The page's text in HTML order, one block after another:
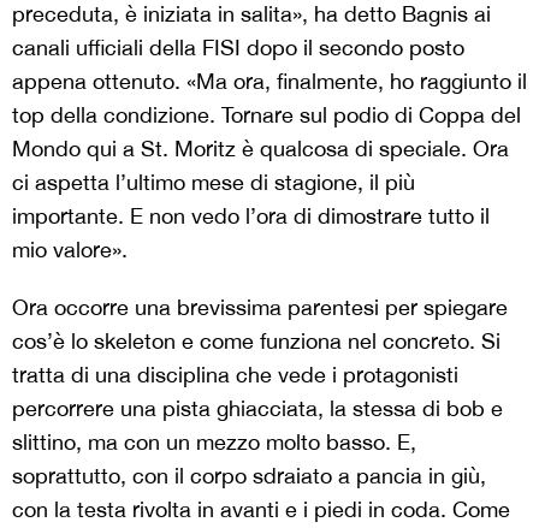
preceduta, è iniziata in salita», ha detto Bagnis ai
canali ufficiali della FISI dopo il secondo posto
appena ottenuto. «Ma ora, finalmente, ho raggiunto il
top della condizione. Tornare sul podio di Coppa del
Mondo qui a St. Moritz è qualcosa di speciale. Ora
ci aspetta l’ultimo mese di stagione, il più
importante. E non vedo l’ora di dimostrare tutto il
mio valore».
Ora occorre una brevissima parentesi per spiegare
cos’è lo skeleton e come funziona nel concreto. Si
tratta di una disciplina che vede i protagonisti
percorrere una pista ghiacciata, la stessa di bob e
slittino, ma con un mezzo molto basso. E,
soprattutto, con il corpo sdraiato a pancia in giù,
con la testa rivolta in avanti e i piedi in coda. Come